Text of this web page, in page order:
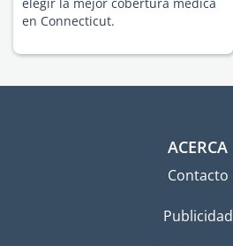
en Connecticut.
ACERCA
Contacto
Publicidad